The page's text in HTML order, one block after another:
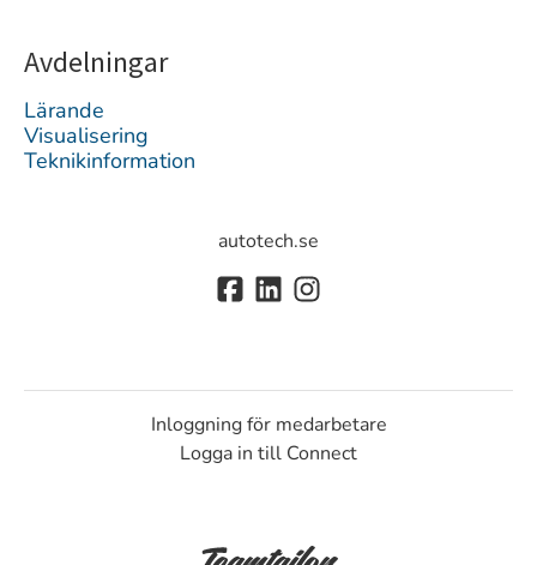
Avdelningar
Lärande
Visualisering
Teknikinformation
autotech.se
Inloggning för medarbetare
Logga in till Connect